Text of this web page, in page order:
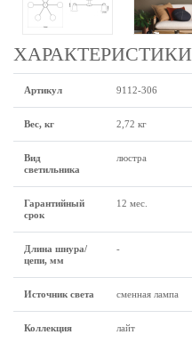
ХАРАКТЕРИСТИКИ
Артикул 9112-306
Вес, кг 2,72 кг
Вид
светильника
люстра
Гарантийный
срок
12 мес.
Длина шнура/
цепи, мм
-
Источник света сменная лампа
Коллекция лайт